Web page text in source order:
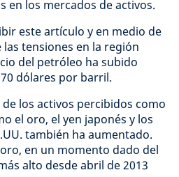
en los mercados de activos.
este artículo y en medio de
tensiones en la región
del petróleo ha subido
dólares por barril.
los activos percibidos como
el oro, el yen japonés y los
también ha aumentado.
en un momento dado del
alto desde abril de 2013